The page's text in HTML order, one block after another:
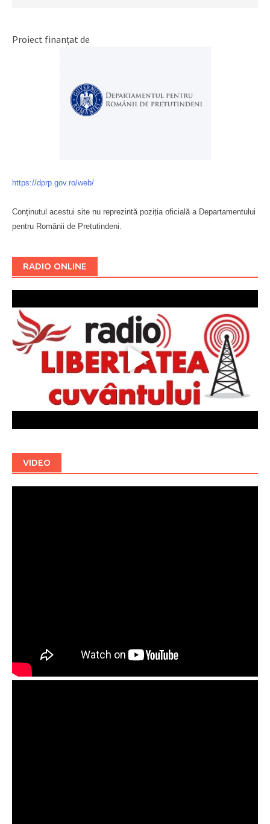
Proiect finanțat de
https://dprp.gov.ro/web/
Conținutul acestui site nu reprezintă poziția oficială a Departamentului
pentru Românii de Pretutindeni.
RADIO ONLINE
VIDEO